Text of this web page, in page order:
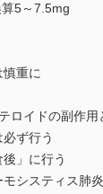
5～7.5mg
重に
ロイドの副作用
ず行う
」に行う
システィス肺